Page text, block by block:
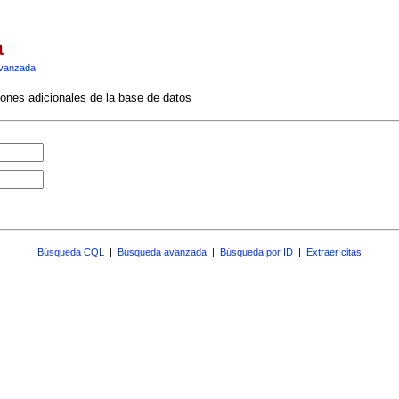
adicionales de la base de datos
Búsqueda CQL | Búsqueda avanzada | Búsqueda por ID | Extraer citas